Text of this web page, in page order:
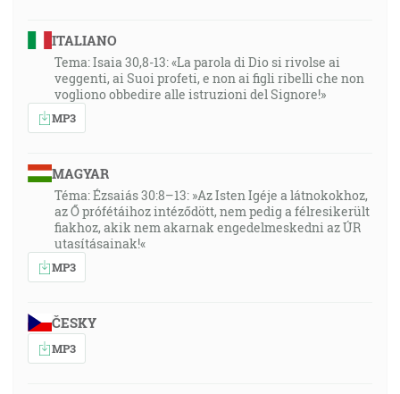
ITALIANO
Tema: Isaia 30,8-13: «La parola di Dio si rivolse ai
veggenti, ai Suoi profeti, e non ai figli ribelli che non
vogliono obbedire alle istruzioni del Signore!»
MP3
MAGYAR
Téma: Ézsaiás 30:8–13: »Az Isten Igéje a látnokokhoz,
az Ő prófétáihoz intéződött, nem pedig a félresikerült
fiakhoz, akik nem akarnak engedelmeskedni az ÚR
utasításainak!«
MP3
ČESKY
MP3